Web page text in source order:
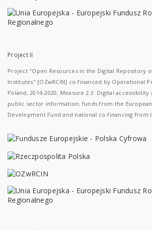
Project II
Project "Open Resources in the Digital Repository
Institutes" [OZwRCIN] co-financed by Operational
Poland, 2014-2020, Measure 2.3: Digital
public sector information; funds from the
Development Fund and national co-financing from